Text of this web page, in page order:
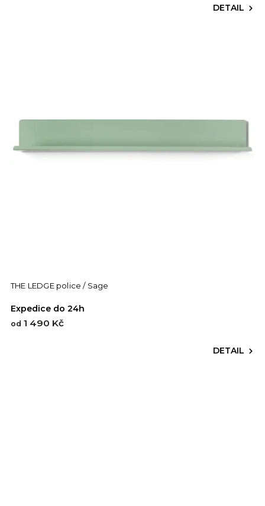
DETAIL
THE LEDGE police / Sage
Expedice do 24h
od 1 490 Kč
DETAIL